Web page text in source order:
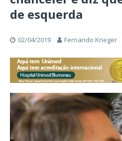
de esquerda
02/04/2019 Fernando Krieger